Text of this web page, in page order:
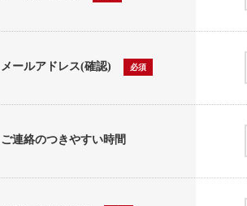
メールアドレス(確認) 必須
ご連絡のつきやすい時間